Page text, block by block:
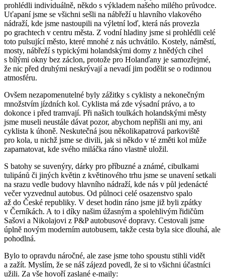
prohlédli individuálně, někdo s výkladem našeho milého průvodce.
Uťapaní jsme se všichni sešli na nábřeží u hlavního vlakového
nádraží, kde jsme nastoupili na výletní loď, která nás provezla
po grachtech v centru města. Z vodní hladiny jsme si prohlédli celé
toto pulsující město, které mnohé z nás uchvátilo. Kostely, náměstí,
mosty, nábřeží s typickými holandskými domy z hnědých cihel
s bílými okny bez záclon, protože pro Holanďany je samozřejmé,
že nic před druhými neskrývají a nevadí jim podělit se o rodinnou
atmosféru.
Ovšem nezapomenutelné byly zážitky s cyklisty a nekonečným
množstvím jízdních kol. Cyklista má zde výsadní právo, a to
dokonce i před tramvají. Při našich toulkách holandskými městy
jsme museli neustále dávat pozor, abychom nepřišli ani my, ani
cyklista k úhoně. Neskutečná jsou několikapatrová parkoviště
pro kola, u nichž jsme se divili, jak si někdo v té změti kol může
zapamatovat, kde svého miláčka ráno vlastně uložil.
S batohy se suvenýry, dárky pro příbuzné a známé, cibulkami
tulipánů či jiných květin z květinového trhu jsme se unavení setkali
na srazu vedle budovy hlavního nádraží, kde nás v půl jedenácté
večer vyzvednul autobus. Od půlnoci celé osazenstvo spalo
až do České republiky. V deset hodin ráno jsme již byli zpátky
v Černíkách. A to i díky našim úžasným a spolehlivým řidičům
Sašovi a Nikolajovi z P&P autobusové dopravy. Cestovali jsme
úplně novým moderním autobusem, takže cesta byla sice dlouhá, ale
pohodlná.
Bylo to opravdu náročné, ale zase jsme toho spoustu stihli vidět
a zažít. Myslím, že se náš zájezd povedl, že si to všichni účastníci
užili. Za vše hovoří zaslané e-maily: